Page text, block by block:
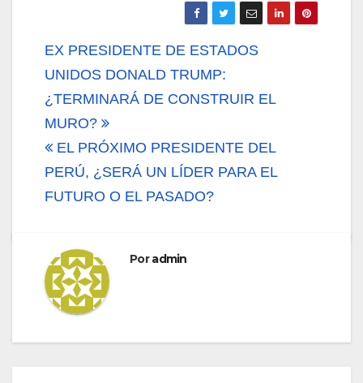
Navegación
de
entradas
EX PRESIDENTE DE ESTADOS
UNIDOS DONALD TRUMP:
¿TERMINARÁ DE CONSTRUIR EL
MURO?
EL PRÓXIMO PRESIDENTE DEL
PERÚ, ¿SERÁ UN LÍDER PARA EL
FUTURO O EL PASADO?
Poradmin